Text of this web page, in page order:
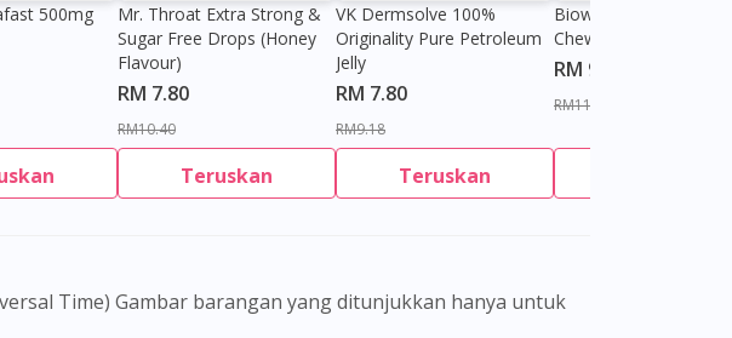
our Malaysian site.
500mg
Mr. Throat Extra Strong &
Sugar Free Drops (Honey
Flavour)
RM 7.80
RM10.40
Teruskan
VK Dermsolve 100%
Originality Pure Petroleum
Jelly
RM 7.80
RM9.18
Teruskan
Biowell Zeero 200mg
Chewable Tablet
RM 9.80
RM11.27